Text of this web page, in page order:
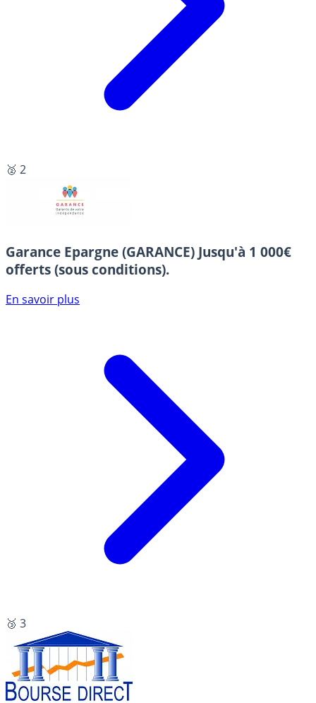
🥈 2
Garance Epargne (GARANCE) Jusqu'à 1 000€
offerts (sous conditions).
En savoir plus
🥉 3